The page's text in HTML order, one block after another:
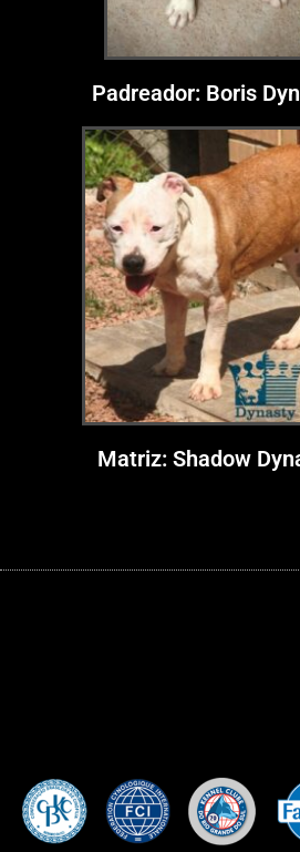
Padreador: Boris
Matriz: Shadow